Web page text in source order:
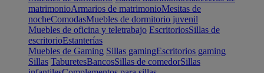
matrimonioArmarios de matrimonioMesitas de
nocheComodasMuebles de dormitorio juvenil
Muebles de oficina y teletrabajo EscritoriosSillas de
escritorioEstanterías
Muebles de Gaming Sillas gamingEscritorios gaming
Sillas TaburetesBancosSillas de comedorSillas